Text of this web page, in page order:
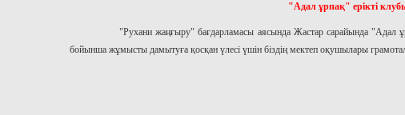
"Адал ұрпақ" ерікті
"Рухани жаңғыру" бағдарламасы аясында Жастар сарайында "Адал
бойынша жұмысты дамытуға қосқан үлесі үшін біздің мектеп оқушылары